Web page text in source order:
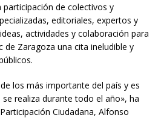
de colectivos y
editoriales, expertos y
actividades y colaboración para
de Zaragoza una cita ineludible y
los más importante del país y es
realiza durante todo el año», ha
Ciudadana, Alfonso